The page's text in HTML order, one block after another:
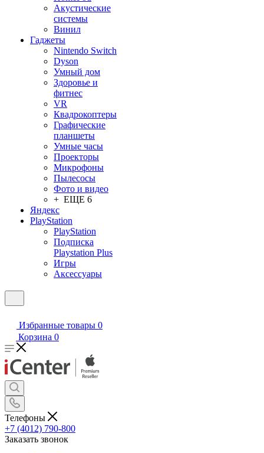
Акустические
системы
Винил
Гаджеты
Nintendo Switch
Dyson
Умный дом
Здоровье и
фитнес
VR
Квадрокоптеры
Графические
планшеты
Умные часы
Проекторы
Микрофоны
Пылесосы
Фото и видео
+ ЕЩЕ 6
Яндекс
PlayStation
PlayStation
Подписка
Playstation Plus
Игры
Аксессуары
Избранные товары 0
Корзина 0
Телефоны
+7 (4012) 790-800
Заказать звонок